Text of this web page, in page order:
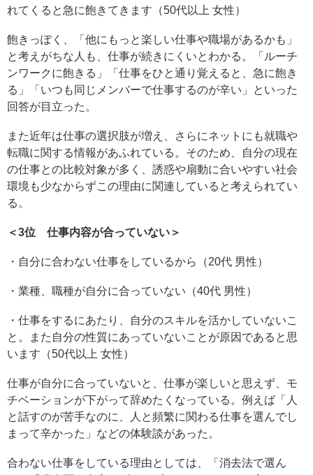
れてくると急に飽きてきます（50代以上 女性）
飽きっぽく、「他にもっと楽しい仕事や職場があるかも」
と考えがちな人も、仕事が続きにくいとわかる。「ルーチ
ンワークに飽きる」「仕事をひと通り覚えると、急に飽き
る」「いつも同じメンバーで仕事するのが辛い」といった
回答が目立った。
また近年は仕事の選択肢が増え、さらにネットにも就職や
転職に関する情報があふれている。そのため、自分の現在
の仕事との比較対象が多く、誘惑や扇動に合いやすい社会
環境も少なからずこの理由に関連していると考えられてい
る。
＜3位 仕事内容が合っていない＞
・自分に合わない仕事をしているから（20代 男性）
・業種、職種が自分に合っていない（40代 男性）
・仕事をするにあたり、自分のスキルを活かしていないこ
と。また自分の性質にあっていないことが原因であると思
います（50代以上 女性）
仕事が自分に合っていないと、仕事が楽しいと思えず、モ
チベーションが下がって辞めたくなっている。例えば「人
と話すのが苦手なのに、人と頻繁に関わる仕事を選んでし
まって辛かった」などの体験談があった。
合わない仕事をしている理由としては、「消去法で選ん